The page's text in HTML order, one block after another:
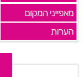
מאפייני המקום
הערות